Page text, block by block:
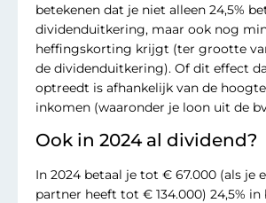
betekenen dat je niet alleen 24,5%
dividenduitkering, maar ook nog
heffingskorting krijgt (ter grootte
de dividenduitkering). Of dit effect
optreedt is afhankelijk van de
inkomen (waaronder je loon uit de
Ook in 2024 al dividend?
In 2024 betaal je tot € 67.000 (als je
partner heeft tot € 134.000) 24,5% in